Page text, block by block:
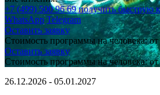
+7 (499) 500 96 69получить быструю
WhatsApp Telegram
Оставить заявку
Стоимость программы на человека:
Оставить заявку
Стоимость программы на человека:
26.12.2026 - 05.01.2027